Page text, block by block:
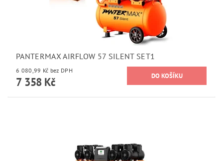
PANTERMAX AIRFLOW 57 SILENT SET1
6 080,99 Kč bez DPH
7 358 Kč